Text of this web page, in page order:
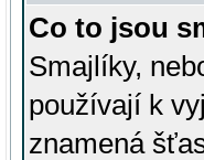
Co to jsou
Smajlíky,
používají k
znamená